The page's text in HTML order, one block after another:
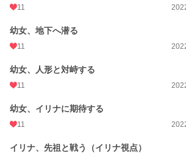
11
幼女、地下へ潜る
11
幼女、人形と対峙する
11
幼女、イリナに期待する
11
イリナ、先祖と戦う（イリナ視点）